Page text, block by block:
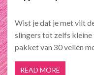
Wist je dat je met vilt
slingers tot zelfs
pakket van 30 vellen
READ MORE